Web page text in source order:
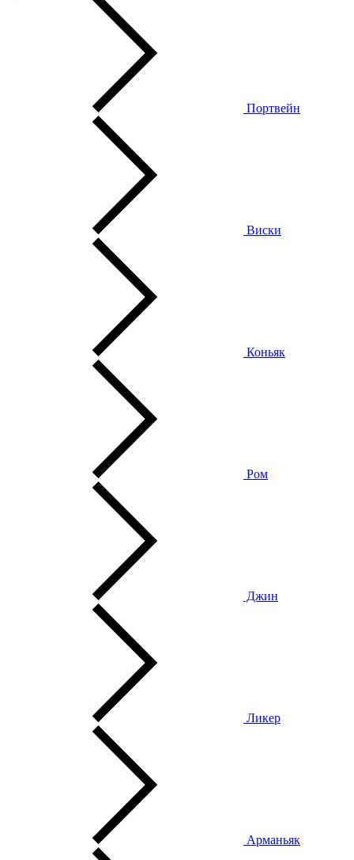
Портвейн
Виски
Коньяк
Ром
Джин
Ликер
Арманьяк